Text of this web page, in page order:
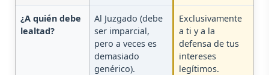
¿A quién debe
lealtad?
Al Juzgado (debe
ser imparcial,
pero a veces es
demasiado
genérico).
Exclusivamente
a ti y a la
defensa de tus
intereses
legítimos.